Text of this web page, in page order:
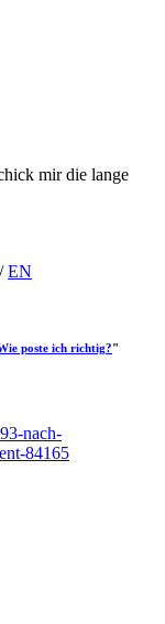
mir die lange
/EN
poste ich richtig?"
nach-
84165